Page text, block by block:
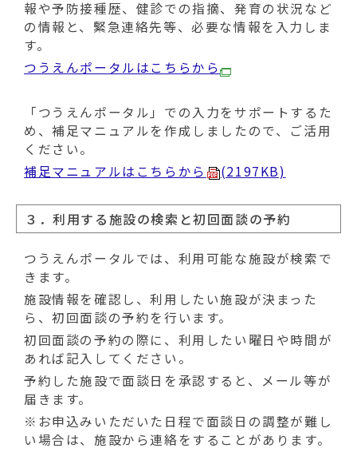
報や予防接種歴、健診での指摘、発育の状況など
の情報と、緊急連絡先等、必要な情報を入力しま
す。
つうえんポータルはこちらから
「つうえんポータル」での入力をサポートするた
め、補足マニュアルを作成しましたので、ご活用
ください。
補足マニュアルはこちらから
(2197KB)
３．利用する施設の検索と初回面談の予約
つうえんポータルでは、利用可能な施設が検索で
きます。
施設情報を確認し、利用したい施設が決まった
ら、初回面談の予約を行います。
初回面談の予約の際に、利用したい曜日や時間が
あれば記入してください。
予約した施設で面談日を承認すると、メール等が
届きます。
※お申込みいただいた日程で面談日の調整が難し
い場合は、施設から連絡をすることがあります。